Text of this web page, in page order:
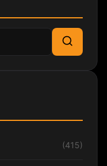
Cerca
(415)